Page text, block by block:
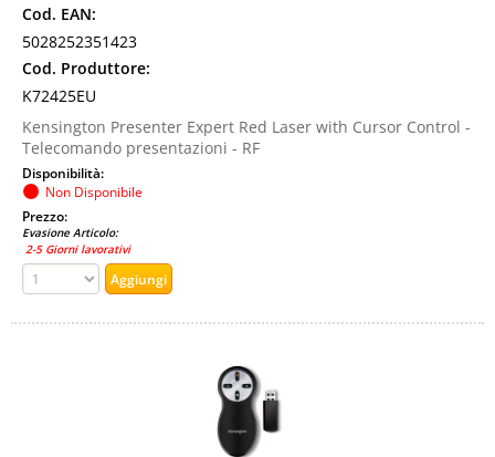
Cod. EAN:
5028252351423
Cod. Produttore:
K72425EU
Kensington Presenter Expert Red Laser with Cursor Control -
Telecomando presentazioni - RF
Disponibilità:
Non Disponibile
Prezzo:
Evasione Articolo:
2-5 Giorni lavorativi